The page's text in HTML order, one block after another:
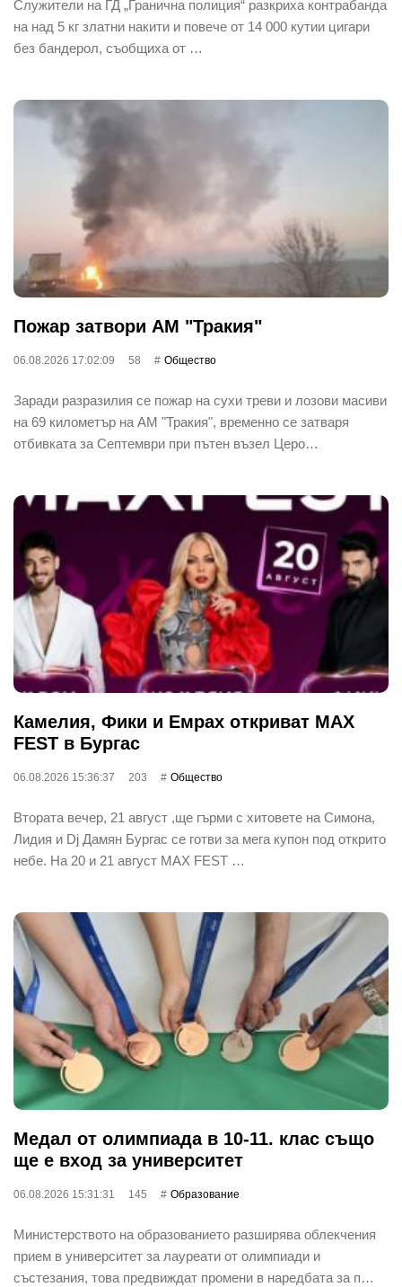
Служители на ГД „Гранична полиция“ разкриха контрабанда
на над 5 кг златни накити и повече от 14 000 кутии цигари
без бандерол, съобщиха от …
Пожар затвори АМ "Тракия"
06.08.2026 17:02:09 58 Общество
Заради разразилия се пожар на сухи треви и лозови масиви
на 69 километър на АМ "Тракия", временно се затваря
отбивката за Септември при пътен възел Церо…
Камелия, Фики и Емрах откриват MAX
FEST в Бургас
06.08.2026 15:36:37 203 Общество
Втората вечер, 21 август ,ще гърми с хитовете на Симона,
Лидия и Dj Дамян Бургас се готви за мега купон под открито
небе. На 20 и 21 август MAX FEST …
Медал от олимпиада в 10-11. клас също
ще е вход за университет
06.08.2026 15:31:31 145 Oбразование
Министерството на образованието разширява облекчения
прием в университет за лауреати от олимпиади и
състезания, това предвиждат промени в наредбата за п…